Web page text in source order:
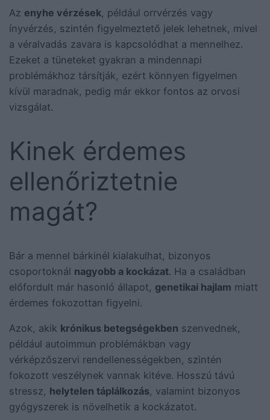
Az enyhe vérzések, például orrvérzés vagy
ínyvérzés, szintén figyelmeztető jelek lehetnek, mivel
a véralvadás zavara is kapcsolódhat a mennelhez.
Ezeket a tüneteket gyakran a mindennapi
problémákhoz társítják, ezért könnyen figyelmen
kívül maradnak, pedig már ekkor fontos az orvosi
vizsgálat.
Kinek érdemes
ellenőriztetnie
magát?
Bár a mennel bárkinél kialakulhat, bizonyos
csoportoknál nagyobb a kockázat. Ha a családban
előfordult már hasonló állapot, genetikai hajlam miatt
érdemes fokozottan figyelni.
Azok, akik krónikus betegségekben szenvednek,
például autoimmun problémákban vagy
vérképzőszervi rendellenességekben, szintén
fokozott veszélynek vannak kitéve. Hosszú távú
stressz, helytelen táplálkozás, valamint bizonyos
gyógyszerek is növelhetik a kockázatot.